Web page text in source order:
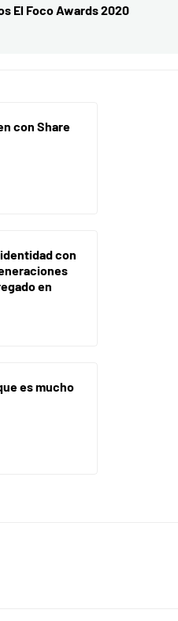
Entrada
El Foco Awards 2020
con Share
con
en
es mucho